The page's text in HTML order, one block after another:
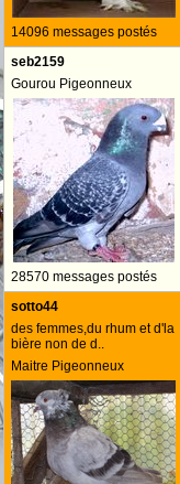
14096 messages postés
seb2159
Gourou Pigeonneux
28570 messages postés
sotto44
des femmes,du rhum et d'la
bière non de d..
Maitre Pigeonneux